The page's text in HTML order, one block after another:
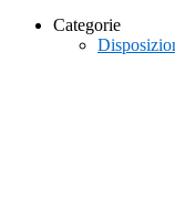
Categorie